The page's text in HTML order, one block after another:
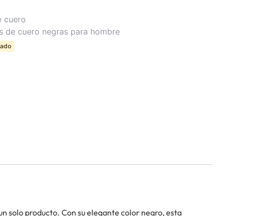
cuero
de cuero negras para hombre
solo producto. Con su elegante color negro, esta